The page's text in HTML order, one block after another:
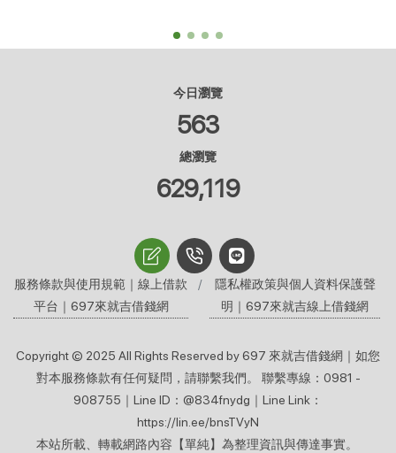
今日瀏覽
563
總瀏覽
629,119
服務條款與使用規範｜線上借款
平台｜697來就吉借錢網
隱私權政策與個人資料保護聲
明｜697來就吉線上借錢網
Copyright © 2025 All Rights Reserved by 697 來就吉借錢網｜如您
對本服務條款有任何疑問，請聯繫我們。 聯繫專線：0981 -
908755｜Line ID：@834fnydg｜Line Link：
https://lin.ee/bnsTVyN
本站所載、轉載網路內容【單純】為整理資訊與傳達事實。